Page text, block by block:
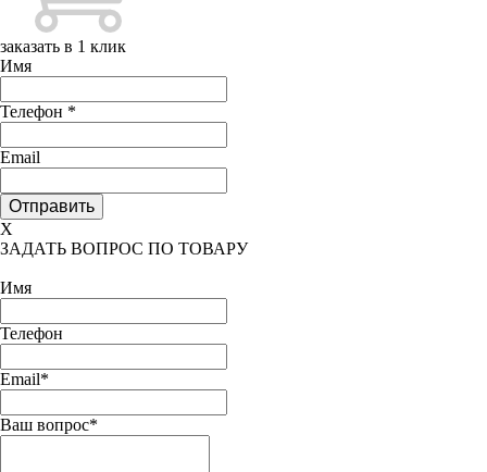
заказать в 1 клик
Имя
Телефон *
Email
X
ЗАДАТЬ ВОПРОС ПО ТОВАРУ
Имя
Телефон
Email*
Ваш вопрос*